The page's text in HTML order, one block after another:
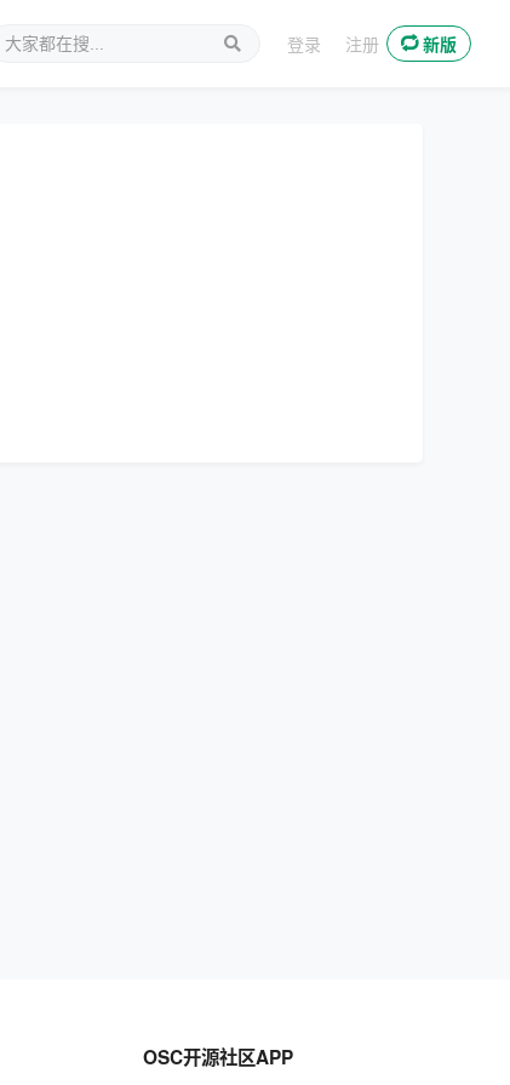
新媒体 登录 注册 新版
OSC开源社区APP